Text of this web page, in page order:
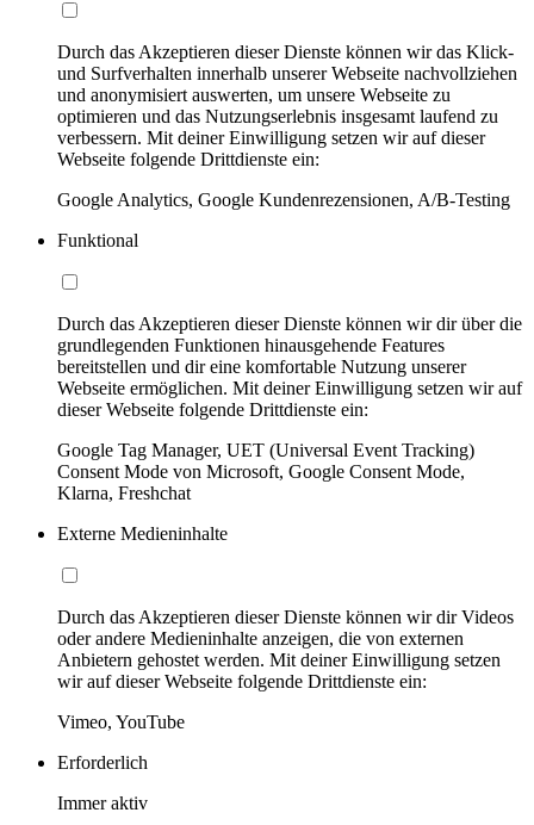
Durch das Akzeptieren dieser Dienste können wir das Klick-
und Surfverhalten innerhalb unserer Webseite nachvollziehen
und anonymisiert auswerten, um unsere Webseite zu
optimieren und das Nutzungserlebnis insgesamt laufend zu
verbessern. Mit deiner Einwilligung setzen wir auf dieser
Webseite folgende Drittdienste ein:
Google Analytics, Google Kundenrezensionen, A/B-Testing
Funktional
Durch das Akzeptieren dieser Dienste können wir dir über die
grundlegenden Funktionen hinausgehende Features
bereitstellen und dir eine komfortable Nutzung unserer
Webseite ermöglichen. Mit deiner Einwilligung setzen wir auf
dieser Webseite folgende Drittdienste ein:
Google Tag Manager, UET (Universal Event Tracking)
Consent Mode von Microsoft, Google Consent Mode,
Klarna, Freshchat
Externe Medieninhalte
Durch das Akzeptieren dieser Dienste können wir dir Videos
oder andere Medieninhalte anzeigen, die von externen
Anbietern gehostet werden. Mit deiner Einwilligung setzen
wir auf dieser Webseite folgende Drittdienste ein:
Vimeo, YouTube
Erforderlich
Immer aktiv